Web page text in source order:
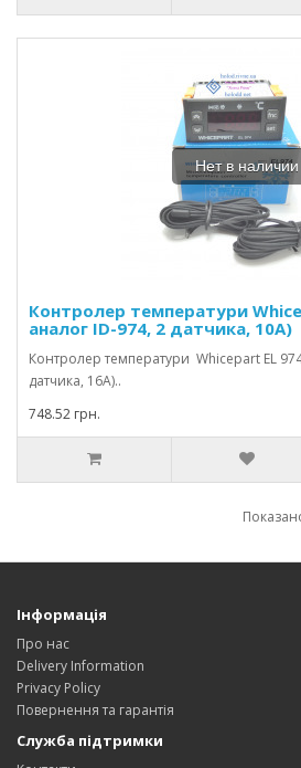
Нет в наличии
Контролер температури
аналог ID-974, 2 датчика, 10А)
Контролер температури Whicepart EL
датчика, 16А)..
748.52 грн.
Інформація
Про нас
Delivery Information
Privacy Policy
Повернення та гарантія
Служба підтримки